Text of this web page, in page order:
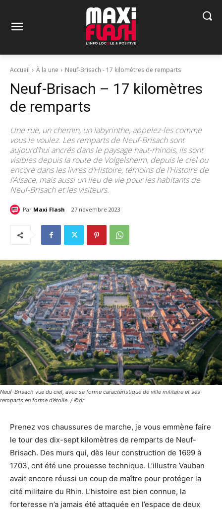
Accueil À la une Neuf-Brisach - 17 kilomètres de remparts
Neuf-Brisach – 17 kilomètres
de remparts
Une rue, un chemin, un labyrinthe, appelez-les comme
vous le voulez. Les remparts de Neuf-Brisach sont
aujourd’hui ancrés dans le paysage haut-rhinois, ils sont
visibles depuis la route de Volgelsheim, depuis le ciel ou
encore dans les livres d’Histoire, témoins de l’Histoire de
l’Alsace, mais aussi un lieu de vie pour les habitants de
Neuf-Brisach et les visiteurs.
Par Maxi Flash 27 novembre 2023
Neuf-Brisach vue du ciel, avec sa forme caractéristique de ville militaire et ses
remparts en forme d’étoile. / ©dr
Prenez vos chaussures de marche, je vous emmène faire
le tour des dix-sept kilomètres de remparts de Neuf-
Brisach. Des murs qui, dès leur construction de 1699 à
1703, ont été une prouesse technique. L’illustre Vauban
avait encore réussi un coup de maître pour protéger la
cité militaire du Rhin. L’histoire est bien connue, la
forteresse n’a jamais été attaquée en l’espace de deux